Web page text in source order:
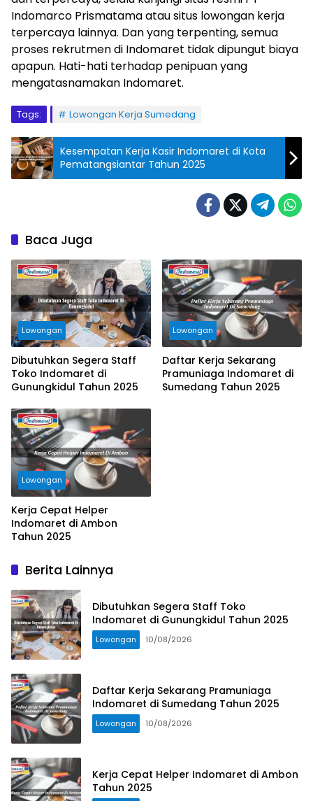
Indomarco Prismatama atau situs lowongan kerja
terpercaya lainnya. Dan yang terpenting, semua
proses rekrutmen di Indomaret tidak dipungut biaya
apapun. Hati-hati terhadap penipuan yang
mengatasnamakan Indomaret.
Tags: Lowongan Kerja Sumedang
Kesempatan Kerja Kasir Indomaret di Kota
Pematangsiantar Tahun 2025
Baca Juga
Lowongan
Dibutuhkan Segera Staff
Toko Indomaret di
Gunungkidul Tahun 2025
Lowongan
Daftar Kerja Sekarang
Pramuniaga Indomaret di
Sumedang Tahun 2025
Lowongan
Kerja Cepat Helper
Indomaret di Ambon
Tahun 2025
Berita Lainnya
Dibutuhkan Segera Staff Toko
Indomaret di Gunungkidul Tahun 2025
Lowongan 10/08/2026
Daftar Kerja Sekarang Pramuniaga
Indomaret di Sumedang Tahun 2025
Lowongan 10/08/2026
Kerja Cepat Helper Indomaret di Ambon
Tahun 2025